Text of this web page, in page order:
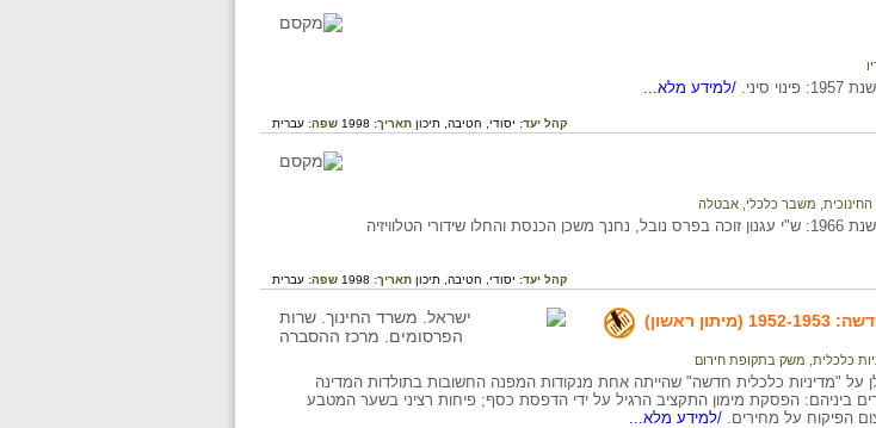
/למידע מלא...
קהל יעד: יסודי, חטיבה, תיכון תאריך: 1998 שפה: עברית
החינוכית משבר כלכלי אבטלה
האירועים החשובים שארעו במדינת ישראל בשנת 1966: ש"י עגנון זוכה בפרס נובל, נחנך משכן הכנסת והחלו שידורי הטלוויזיה
קהל יעד: יסודי, חטיבה, תיכון תאריך: 1998 שפה: עברית
ראשון)
כלכלית משק בתקופת חירום
קפלן על "מדיניות כלכלית חדשה" שהייתה אחת מנקודות המפנה החשובות בתולדות המדינה
ביניהם: הפסקת מימון התקציב הרגיל על ידי הדפסת כסף; פיחות רציני בשער המטבע
הפיקוח על מחירים. /למידע מלא...